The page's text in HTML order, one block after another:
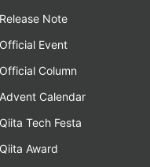
Release Note
Official Event
Official Column
Advent Calendar
Qiita Tech Festa
Qiita Award